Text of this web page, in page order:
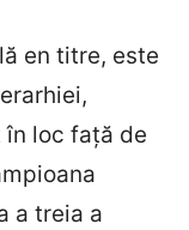
en titre, este
în loc față de
a treia a